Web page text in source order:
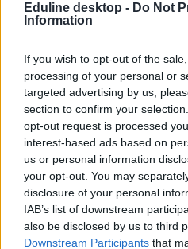
Eduline desktop - Do Not
Information
If you wish to opt-out of the
processing of your personal or
targeted advertising by us,
section to confirm your
opt-out request is processed
interest-based ads based on
us or personal information
your opt-out. You may
disclosure of your personal
IAB’s list of downstream
also be disclosed by us to third
Downstream Participants that